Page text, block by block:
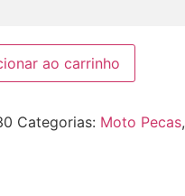
ao carrinho
Categorias: Moto Pecas,